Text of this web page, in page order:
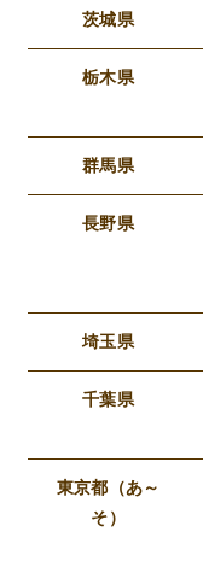
茨城県
栃木県
群馬県
長野県
埼玉県
千葉県
東京都（あ～
そ）